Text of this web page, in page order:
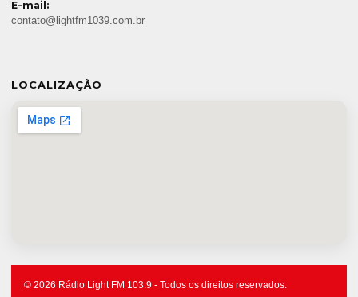
E-mail:
contato@lightfm1039.com.br
LOCALIZAÇÃO
© 2026 Rádio Light FM 103.9 - Todos os direitos reservados.